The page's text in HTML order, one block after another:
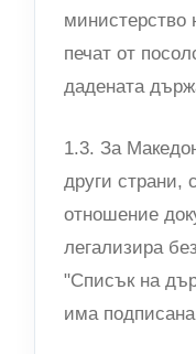
министерство
печат от
дадената
1.3. За
други страни,
отношение
легализира
"Списък на
има